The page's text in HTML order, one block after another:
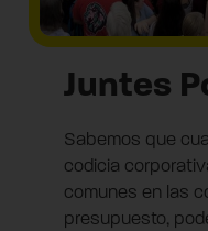
Juntes
Sabemos que
codicia
comunes en las
presupuesto,